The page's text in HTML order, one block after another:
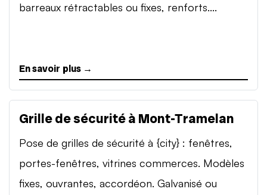
barreaux rétractables ou fixes, renforts....
En savoir plus →
Grille de sécurité à Mont-Tramelan
Pose de grilles de sécurité à {city} : fenêtres,
portes-fenêtres, vitrines commerces. Modèles
fixes, ouvrantes, accordéon. Galvanisé ou